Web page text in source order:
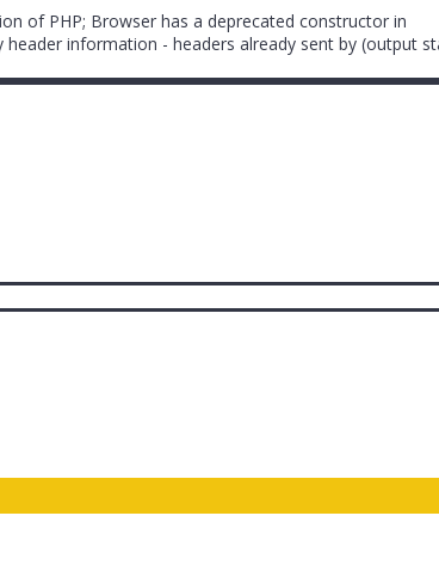
of PHP; Browser has a deprecated constructor in
header information - headers already sent by (output